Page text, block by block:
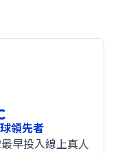
領先者
早投入線上真人